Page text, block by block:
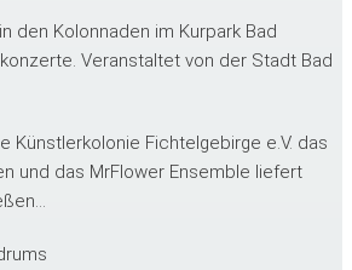
den Kolonnaden im Kurpark Bad
Veranstaltet von der Stadt Bad
Künstlerkolonie Fichtelgebirge e.V. das
und das MrFlower Ensemble liefert